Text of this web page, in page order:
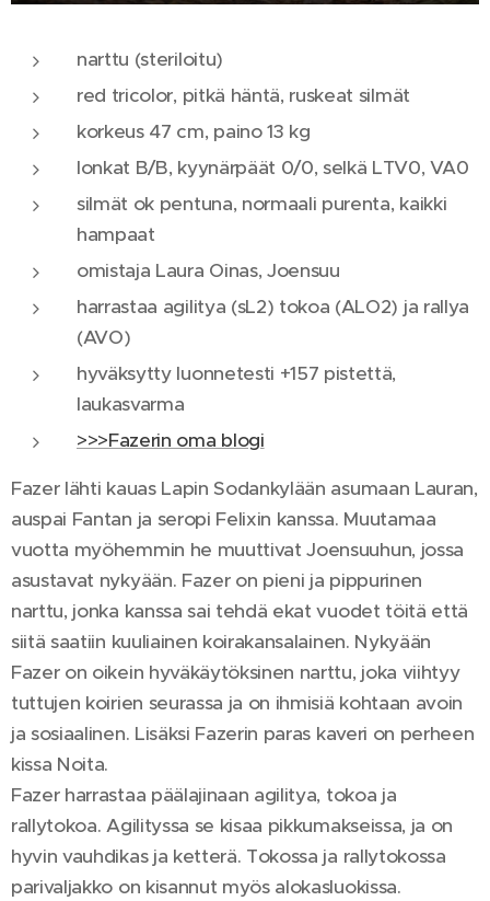
narttu (steriloitu)
red tricolor, pitkä häntä, ruskeat silmät
korkeus 47 cm, paino 13 kg
lonkat B/B, kyynärpäät 0/0, selkä LTV0, VA0
silmät ok pentuna, normaali purenta, kaikki
hampaat
omistaja Laura Oinas, Joensuu
harrastaa agilitya (sL2) tokoa (ALO2) ja rallya
(AVO)
hyväksytty luonnetesti +157 pistettä,
laukasvarma
>>>Fazerin oma blogi
Fazer lähti kauas Lapin Sodankylään asumaan Lauran,
auspai Fantan ja seropi Felixin kanssa. Muutamaa
vuotta myöhemmin he muuttivat Joensuuhun, jossa
asustavat nykyään. Fazer on pieni ja pippurinen
narttu, jonka kanssa sai tehdä ekat vuodet töitä että
siitä saatiin kuuliainen koirakansalainen. Nykyään
Fazer on oikein hyväkäytöksinen narttu, joka viihtyy
tuttujen koirien seurassa ja on ihmisiä kohtaan avoin
ja sosiaalinen. Lisäksi Fazerin paras kaveri on perheen
kissa Noita.
Fazer harrastaa päälajinaan agilitya, tokoa ja
rallytokoa. Agilityssa se kisaa pikkumakseissa, ja on
hyvin vauhdikas ja ketterä. Tokossa ja rallytokossa
parivaljakko on kisannut myös alokasluokissa.